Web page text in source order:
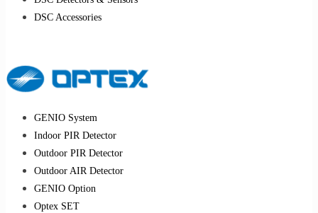
DSC Accessories
GENIO System
Indoor PIR Detector
Outdoor PIR Detector
Outdoor AIR Detector
GENIO Option
Optex SET